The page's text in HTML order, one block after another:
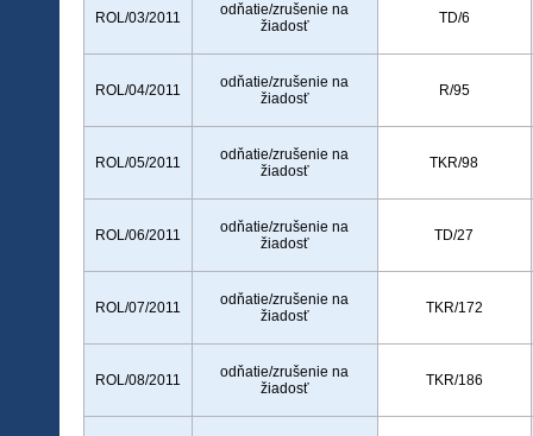
ROL/03/2011
odňatie/zrušenie na
žiadosť
TD/6
ROL/04/2011
odňatie/zrušenie na
žiadosť
R/95
ROL/05/2011
odňatie/zrušenie na
žiadosť
TKR/98
ROL/06/2011
odňatie/zrušenie na
žiadosť
TD/27
ROL/07/2011
odňatie/zrušenie na
žiadosť
TKR/172
ROL/08/2011
odňatie/zrušenie na
žiadosť
TKR/186